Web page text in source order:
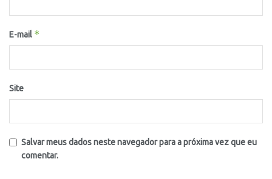
E-mail *
Site
Salvar meus dados neste navegador para a próxima vez que eu
comentar.